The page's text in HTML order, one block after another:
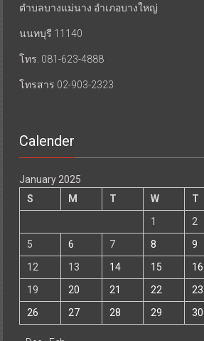
ตำบลบางแม่นาง อำเภอบางใหญ่
นนทบุรี 11140
โทร. 081-623-4888
โทรสาร 02-903-2323
Calender
January 2025
S
M T W T
1
2
5
6 7 8 9
12
13 14 15 16
19
20 21 22 23
26
27 28 29 30